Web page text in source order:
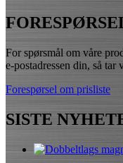
For spørsmål om våre
e-postadressen din, så
Forespørsel om prisliste
SISTE